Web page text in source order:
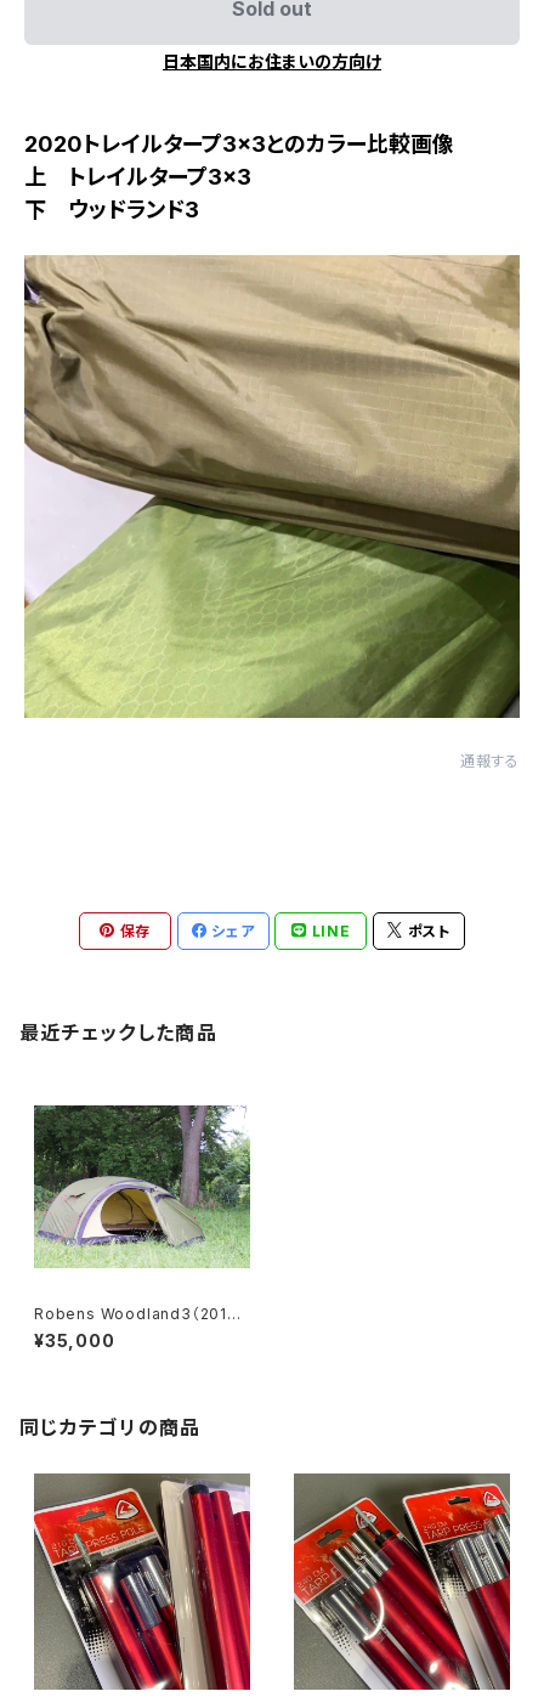
Sold out
日本国内にお住まいの方向け
2020トレイルタープ3×3とのカラー比較画像
上 トレイルタープ3×3
下 ウッドランド3
通報する
保存 シェア LINE ポスト
最近チェックした商品
Robens Woodland3（2016）
＜Opened item / Checked
＞
¥35,000
同じカテゴリの商品